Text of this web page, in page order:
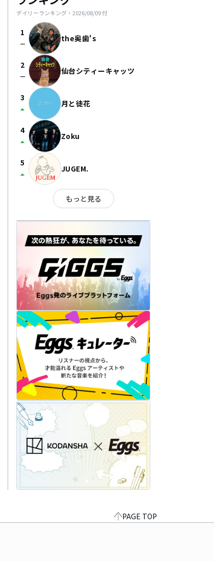
デイリーランキング・ 2026/08/09付
1
check_indeterminate_small the奥歯's
2
check_indeterminate_small 仙台シティーキャッツ
3
arrow_drop_up 月と徒花
4
arrow_drop_up Zoku
5
arrow_drop_up JUGEM.
もっと見る
PAGE TOP